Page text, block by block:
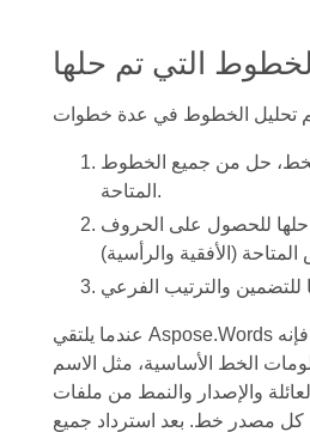
حل من جميع الخطوط
المتاحة.
حلها للحصول على الحروف
عندما يلتقي Aspose.Words بخط في المستند لأول مرة، فإنه
الخط الأساسية، مثل الاسم
والإصدار والنمط من ملفات
كل مصدر خط. بعد استرداد جميع